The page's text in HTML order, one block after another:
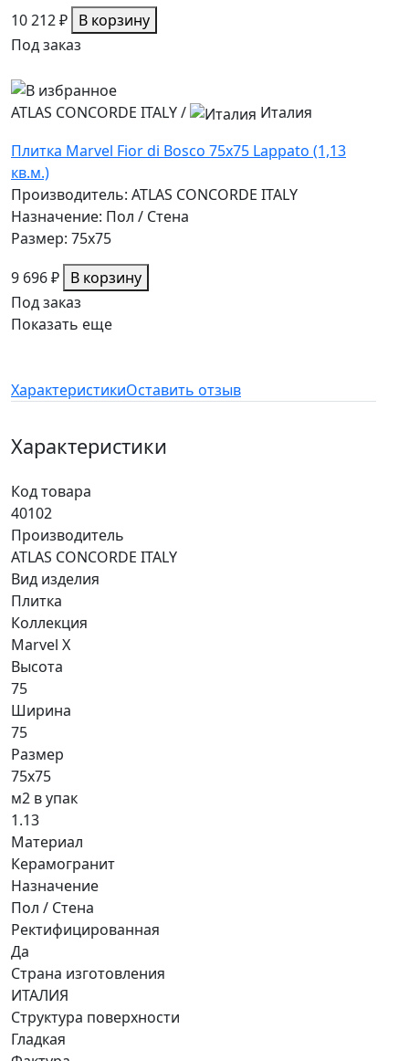
10 212 ₽ В корзину
Под заказ
ATLAS CONCORDE ITALY/
Италия
Плитка Marvel Fior di Bosco 75x75 Lappato (1,13
кв.м.)
Производитель: ATLAS CONCORDE ITALY
Назначение: Пол / Стена
Размер: 75x75
9 696 ₽ В корзину
Под заказ
Показать еще
ХарактеристикиОставить отзыв
Характеристики
Код товара
40102
Производитель
ATLAS CONCORDE ITALY
Вид изделия
Плитка
Коллекция
Marvel X
Высота
75
Ширина
75
Размер
75x75
м2 в упак
1.13
Материал
Керамогранит
Назначение
Пол / Стена
Ректифицированная
Да
Страна изготовления
ИТАЛИЯ
Структура поверхности
Гладкая